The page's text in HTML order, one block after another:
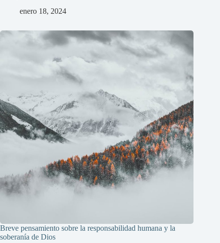
enero 18, 2024
Breve pensamiento sobre la responsabilidad humana y la
soberanía de Dios